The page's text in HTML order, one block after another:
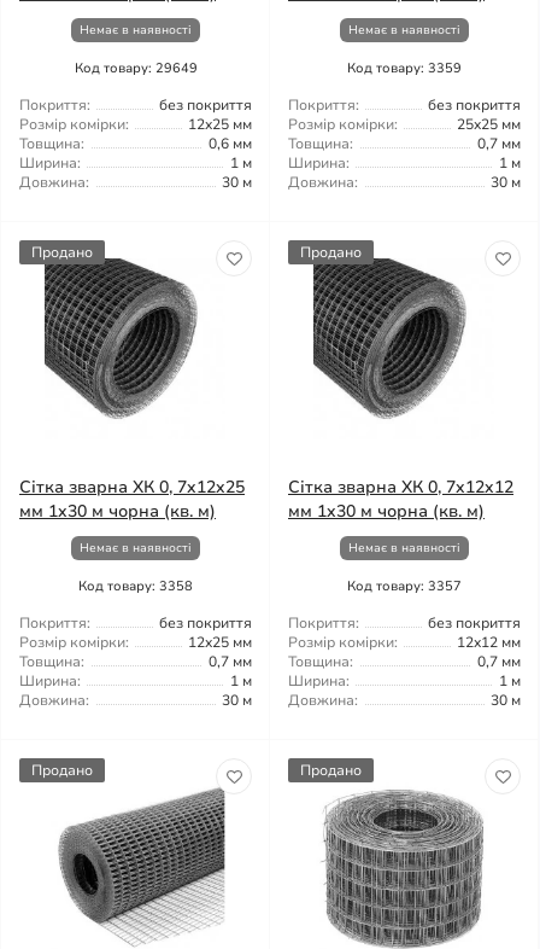
Немає в наявності
Код товару: 29649
Покриття:
без покриття
Розмір комірки:
12x25 мм
Товщина:
0,6 мм
Ширина:
1 м
Довжина:
30 м
Немає в наявності
Код товару: 3359
Покриття:
без покриття
Розмір комірки:
25x25 мм
Товщина:
0,7 мм
Ширина:
1 м
Довжина:
30 м
Продано
Сітка зварна ХК 0, 7x12x25
мм 1x30 м чорна (кв. м)
Немає в наявності
Код товару: 3358
Покриття:
без покриття
Розмір комірки:
12x25 мм
Товщина:
0,7 мм
Ширина:
1 м
Довжина:
30 м
Продано
Сітка зварна ХК 0, 7x12x12
мм 1x30 м чорна (кв. м)
Немає в наявності
Код товару: 3357
Покриття:
без покриття
Розмір комірки:
12x12 мм
Товщина:
0,7 мм
Ширина:
1 м
Довжина:
30 м
Продано Продано